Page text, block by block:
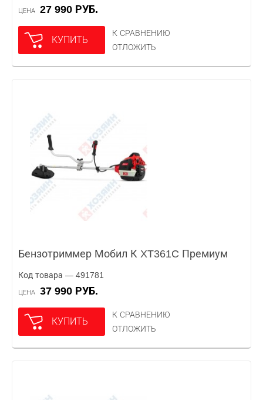
ЦЕНА 27 990 РУБ.
КУПИТЬ
К СРАВНЕНИЮ
ОТЛОЖИТЬ
Бензотриммер Мобил К XT361C Премиум
Код товара — 491781
ЦЕНА 37 990 РУБ.
КУПИТЬ
К СРАВНЕНИЮ
ОТЛОЖИТЬ